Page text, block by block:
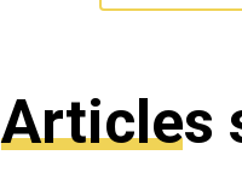
Articles